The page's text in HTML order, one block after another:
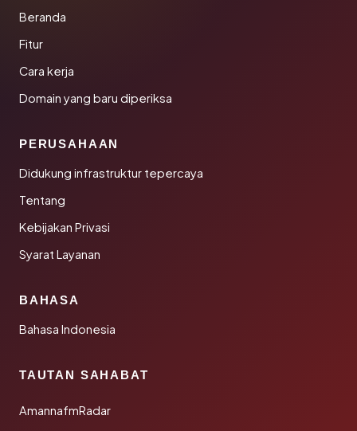
Beranda
Fitur
Cara kerja
Domain yang baru diperiksa
PERUSAHAAN
Didukung infrastruktur tepercaya
Tentang
Kebijakan Privasi
Syarat Layanan
BAHASA
Bahasa Indonesia
TAUTAN SAHABAT
AmannafmRadar